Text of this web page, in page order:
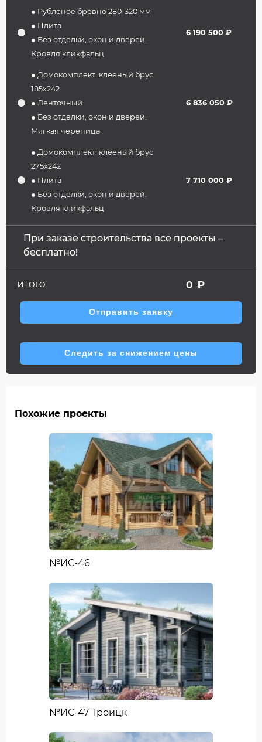
● Рубленое бревно 280-320 мм
● Плита
● Без отделки, окон и дверей.
Кровля кликфальц
6 190 500 ₽
● Домокомплект: клееный брус
185х242
● Ленточный
● Без отделки, окон и дверей.
Мягкая черепица
6 836 050 ₽
● Домокомплект: клееный брус
275х242
● Плита
● Без отделки, окон и дверей.
Кровля кликфальц
7 710 000 ₽
При заказе строительства все проекты –
бесплатно!
ИТОГО 0 ₽
Отправить заявку
Следить за снижением цены
Похожие проекты
№ИС-46
№ИС-47 Троицк